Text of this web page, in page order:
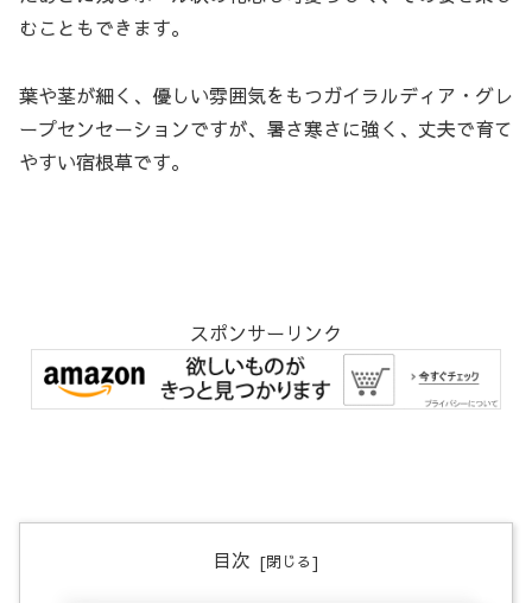
むこともできます。
葉や茎が細く、優しい雰囲気をもつガイラルディア・グレ
ープセンセーションですが、暑さ寒さに強く、丈夫で育て
やすい宿根草です。
スポンサーリンク
目次